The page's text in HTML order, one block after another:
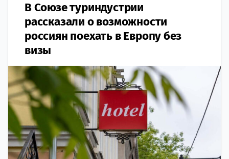
В Союзе туриндустрии
рассказали о возможности
россиян поехать в Европу без
визы